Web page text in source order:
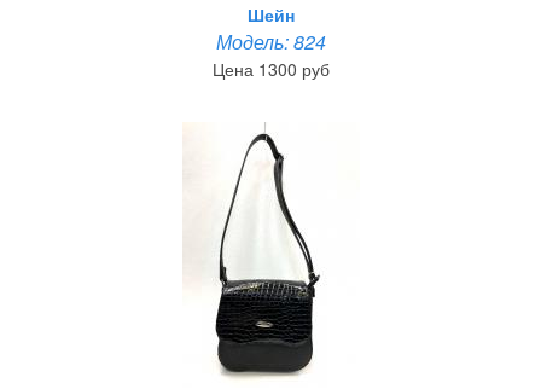
Шейн
Модель: 824
Цена 1300 руб